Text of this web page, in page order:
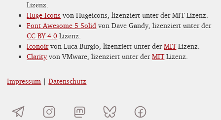
Lizenz.
Huge Icons von Hugeicons, lizenziert unter der MIT Lizenz.
Font Awesome 5 Solid von Dave Gandy, lizenziert unter der
CC BY 4.0 Lizenz.
Iconoirvon Luca Burgio, lizenziert unter derMITLizenz.
Clarityvon VMware, lizenziert unter derMITLizenz.
Impressum |Datenschutz